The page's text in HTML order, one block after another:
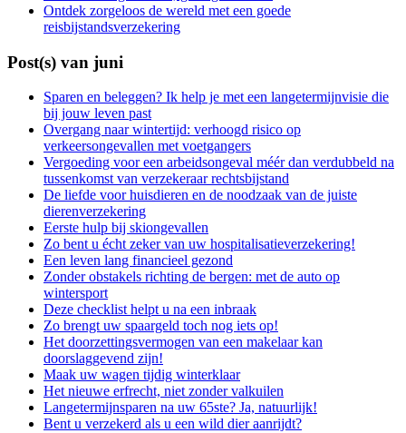
Ontdek zorgeloos de wereld met een goede
reisbijstandsverzekering
Post(s) van juni
Sparen en beleggen? Ik help je met een langetermijnvisie die
bij jouw leven past
Overgang naar wintertijd: verhoogd risico op
verkeersongevallen met voetgangers
Vergoeding voor een arbeidsongeval méér dan verdubbeld na
tussenkomst van verzekeraar rechtsbijstand
De liefde voor huisdieren en de noodzaak van de juiste
dierenverzekering
Eerste hulp bij skiongevallen
Zo bent u écht zeker van uw hospitalisatieverzekering!
Een leven lang financieel gezond
Zonder obstakels richting de bergen: met de auto op
wintersport
Deze checklist helpt u na een inbraak
Zo brengt uw spaargeld toch nog iets op!
Het doorzettingsvermogen van een makelaar kan
doorslaggevend zijn!
Maak uw wagen tijdig winterklaar
Het nieuwe erfrecht, niet zonder valkuilen
Langetermijnsparen na uw 65ste? Ja, natuurlijk!
Bent u verzekerd als u een wild dier aanrijdt?